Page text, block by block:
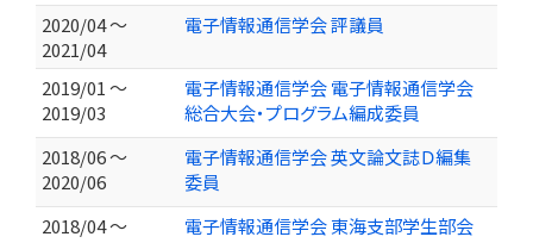
2020/04 ～
2021/04
電子情報通信学会 評議員
2019/01 ～
2019/03
電子情報通信学会 電子情報通信学会
総合大会・プログラム編成委員
2018/06 ～
2020/06
電子情報通信学会 英文論文誌Ｄ編集
委員
2018/04 ～
電子情報通信学会 東海支部学生部会